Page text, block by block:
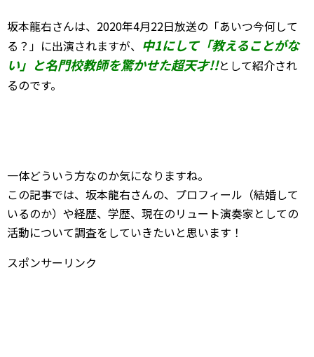
坂本龍右さんは、2020年4月22日放送の「あいつ今何して
る？」に出演されますが、 中1にして「教えることがな
い」と名門校教師を驚かせた超天才!!として紹介され
るのです。
一体どういう方なのか気になりますね。
この記事では、坂本龍右さんの、プロフィール（結婚して
いるのか）や経歴、学歴、現在のリュート演奏家としての
活動について調査をしていきたいと思います！
スポンサーリンク